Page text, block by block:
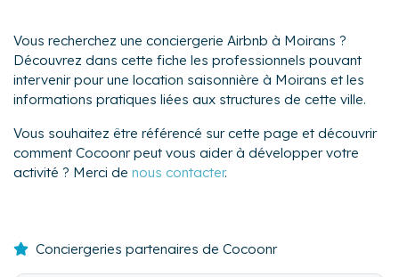
Vous recherchez une conciergerie Airbnb à Moirans ?
Découvrez dans cette fiche les professionnels pouvant
intervenir pour une location saisonnière à Moirans et les
informations pratiques liées aux structures de cette ville.
Vous souhaitez être référencé sur cette page et découvrir
comment Cocoonr peut vous aider à développer votre
activité ? Merci de nous contacter.
Conciergeries partenaires de Cocoonr